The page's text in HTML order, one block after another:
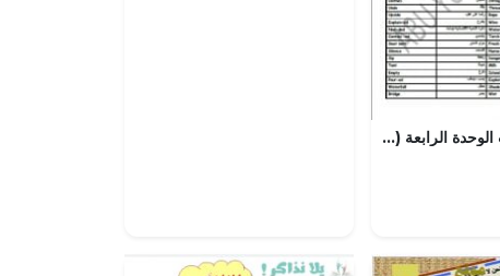
مذكرة مفردات الوحدة الرابعة (SURVIVAL) (لغة انجليزية) السادس